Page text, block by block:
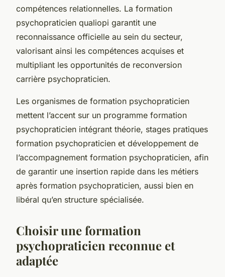
compétences relationnelles. La formation
psychopraticien qualiopi garantit une
reconnaissance officielle au sein du secteur,
valorisant ainsi les compétences acquises et
multipliant les opportunités de reconversion
carrière psychopraticien.
Les organismes de formation psychopraticien
mettent l’accent sur un programme formation
psychopraticien intégrant théorie, stages pratiques
formation psychopraticien et développement de
l’accompagnement formation psychopraticien, afin
de garantir une insertion rapide dans les métiers
après formation psychopraticien, aussi bien en
libéral qu’en structure spécialisée.
Choisir une formation
psychopraticien reconnue et
adaptée